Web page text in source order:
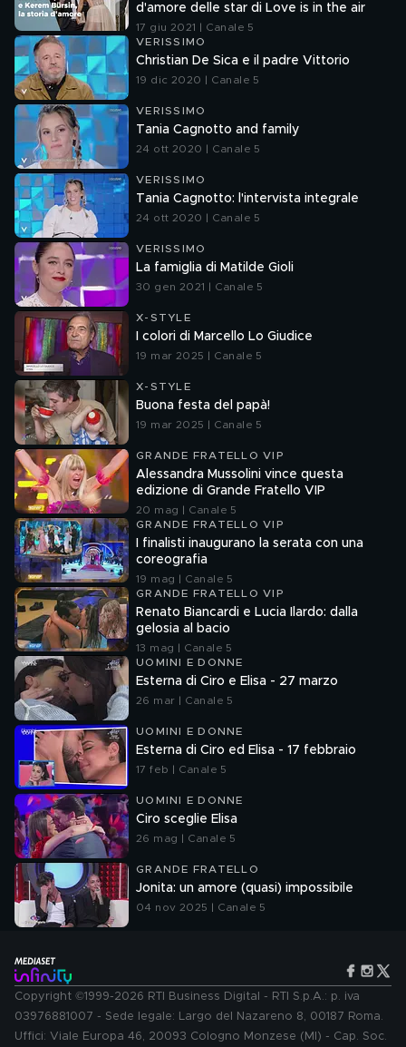
d'amore delle star di Love is in the air
17 giu 2021 | Canale 5
VERISSIMO
Christian De Sica e il padre Vittorio
19 dic 2020 | Canale 5
VERISSIMO
Tania Cagnotto and family
24 ott 2020 | Canale 5
VERISSIMO
Tania Cagnotto: l'intervista integrale
24 ott 2020 | Canale 5
VERISSIMO
La famiglia di Matilde Gioli
30 gen 2021 | Canale 5
X-STYLE
I colori di Marcello Lo Giudice
19 mar 2025 | Canale 5
X-STYLE
Buona festa del papà!
19 mar 2025 | Canale 5
GRANDE FRATELLO VIP
Alessandra Mussolini vince questa
edizione di Grande Fratello VIP
20 mag | Canale 5
GRANDE FRATELLO VIP
I finalisti inaugurano la serata con una
coreografia
19 mag | Canale 5
GRANDE FRATELLO VIP
Renato Biancardi e Lucia Ilardo: dalla
gelosia al bacio
13 mag | Canale 5
UOMINI E DONNE
Esterna di Ciro e Elisa - 27 marzo
26 mar | Canale 5
UOMINI E DONNE
Esterna di Ciro ed Elisa - 17 febbraio
17 feb | Canale 5
UOMINI E DONNE
Ciro sceglie Elisa
26 mag | Canale 5
GRANDE FRATELLO
Jonita: un amore (quasi) impossibile
04 nov 2025 | Canale 5
Copyright ©1999-2026 RTI Business Digital - RTI S.p.A.: p. iva
03976881007 - Sede legale: Largo del Nazareno 8, 00187 Roma.
Uffici: Viale Europa 46, 20093 Cologno Monzese (MI) - Cap. Soc.